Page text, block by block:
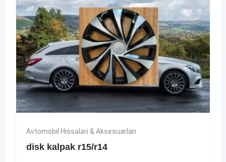
Avtomobil Hissələri & Aksesuarları
disk kalpak r15/r14